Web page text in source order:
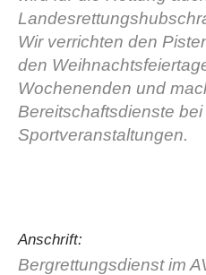
Wir verrichten den
den
Wochenenden und
Bereitschaftsdienste
Sportveranstaltungen.
Anschrift:
Bergrettungsdienst im